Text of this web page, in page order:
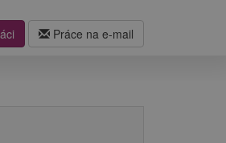
Práce na e-mail